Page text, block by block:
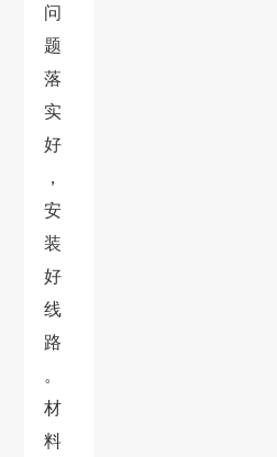
问
题
落
实
好
，
安
装
好
线
路
。
材
料